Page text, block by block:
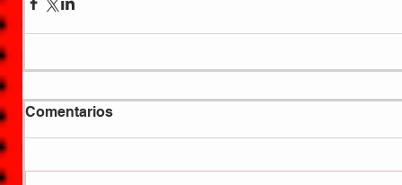
Comentarios